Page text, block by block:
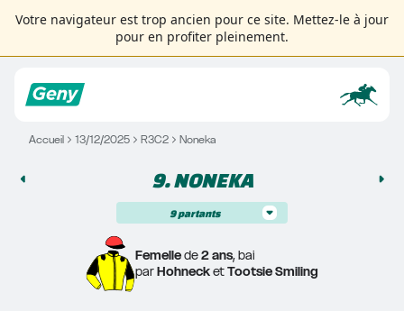
Votre navigateur est trop ancien pour ce site. Mettez-le à jour
pour en profiter pleinement.
Accueil 13/12/2025 R3C2 Noneka
9. NONEKA
9 partants
Femelle de 2 ans, bai
par Hohneck et Tootsie Smiling